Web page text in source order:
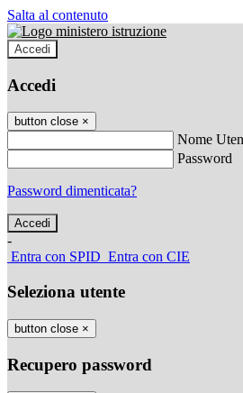
Salta al contenuto
Accedi
Accedi
button close ×
Nome
Password
Password dimenticata?
-
Entra con SPID Entra con CIE
Seleziona utente
button close ×
Recupero password